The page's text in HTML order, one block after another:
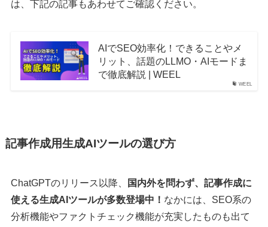
は、下記の記事もあわせてご確認ください。
WEEL
AIでSEO効率化！できることやメ
リット、話題のLLMO・AIモードま
で徹底解説 | WEEL
記事作成用生成AIツールの選び方
ChatGPTのリリース以降、
国内外を問わず、記事作成に
使える生成AIツールが多数登場中！ なかには、SEO系の
分析機能やファクトチェック機能が充実したものも出て